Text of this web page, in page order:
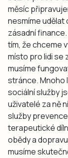
měsíc
nesmíme udělat
zásadní
tím, že chceme
místo pro lidi se
musíme
stránce. Mnoho
sociální služby
uživatelé za ně
služby
terapeutické
obědy a
musíme